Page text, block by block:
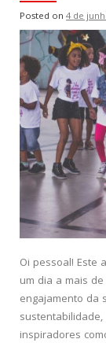
Posted on 4 de
Oi pessoal! Este
um dia a mais
engajamento da
inspiradores